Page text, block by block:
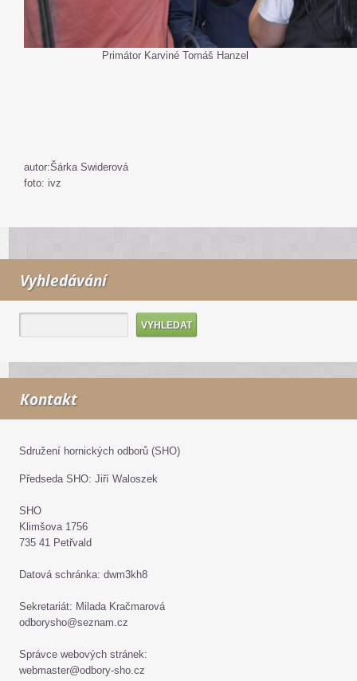
Primátor Karviné Tomáš Hanzel
autor:Šárka Swiderová
foto: ivz
Vyhledávání
Kontakt
Sdružení hornických odborů (SHO)
Předseda SHO: Jiří Waloszek
SHO
Klimšova 1756
735 41 Petřvald
Datová schránka: dwm3kh8
Sekretariát: Milada Kračmarová
odborysho@seznam.cz
Správce webových stránek:
webmaster@odbory-sho.cz